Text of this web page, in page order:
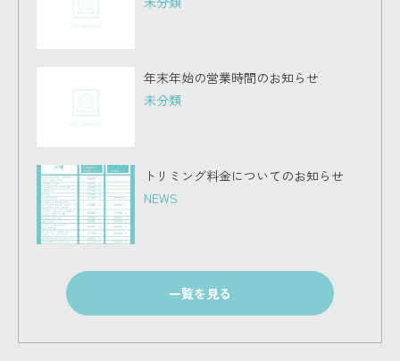
年末年始の営業時間のお知らせ
未分類
トリミング料金についてのお知らせ
NEWS
一覧を見る